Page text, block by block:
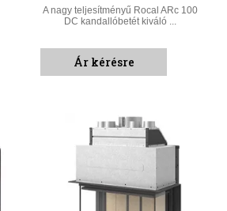
A nagy teljesítményű Rocal ARc 100
DC kandallóbetét kiváló ...
Ár kérésre